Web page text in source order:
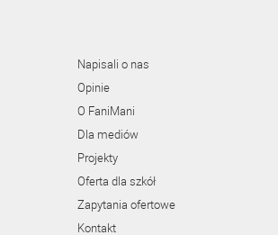
Napisali o nas
Opinie
O FaniMani
Dla mediów
Projekty
Oferta dla szkół
Zapytania ofertowe
Kontakt